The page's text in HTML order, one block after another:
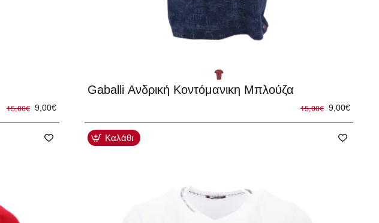
9,00€
15,00€
Gaballi Ανδρική Κοντόμανικη Μπλούζα
9,00€
15,00€
Καλάθι